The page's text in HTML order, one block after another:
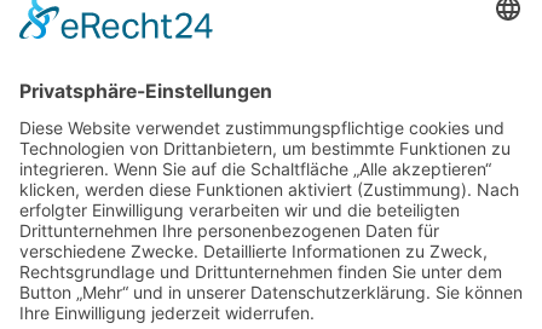
St. Johannes Wasserburg
Anheggerstraße 24
88131 Lindau
Bürozeiten:
Mo, Di, Mi 9 – 12 Uhr
Do 9 – 12 Uhr, 14 – 18 Uhr